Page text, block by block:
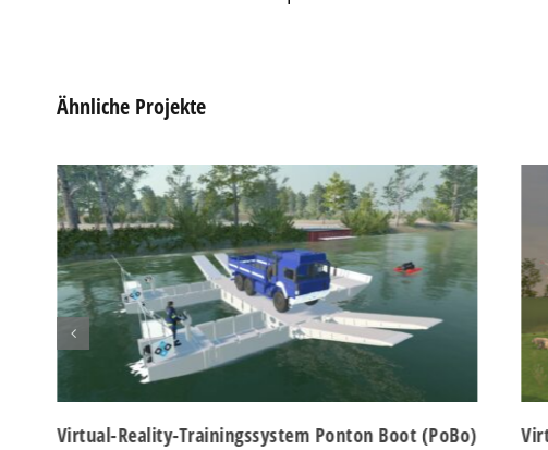
Ähnliche Projekte
Virtual-Reality-Trainingssystem Ponton Boot (PoBo)
Essenziell
Essenzielle
Funktion der
Statistik
verstehen,